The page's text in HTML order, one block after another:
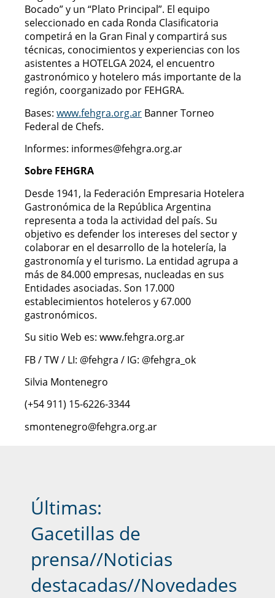
Bocado” y un “Plato Principal”. El equipo
seleccionado en cada Ronda Clasificatoria
competirá en la Gran Final y compartirá sus
técnicas, conocimientos y experiencias con los
asistentes a HOTELGA 2024, el encuentro
gastronómico y hotelero más importante de la
región, coorganizado por FEHGRA.
Bases: www.fehgra.org.ar Banner Torneo
Federal de Chefs.
Informes: informes@fehgra.org.ar
Sobre FEHGRA
Desde 1941, la Federación Empresaria Hotelera
Gastronómica de la República Argentina
representa a toda la actividad del país. Su
objetivo es defender los intereses del sector y
colaborar en el desarrollo de la hotelería, la
gastronomía y el turismo. La entidad agrupa a
más de 84.000 empresas, nucleadas en sus
Entidades asociadas. Son 17.000
establecimientos hoteleros y 67.000
gastronómicos.
Su sitio Web es: www.fehgra.org.ar
FB / TW / LI: @fehgra / IG: @fehgra_ok
Silvia Montenegro
(+54 911) 15-6226-3344
smontenegro@fehgra.org.ar
Últimas:
Gacetillas de
prensa//Noticias
destacadas//Novedades